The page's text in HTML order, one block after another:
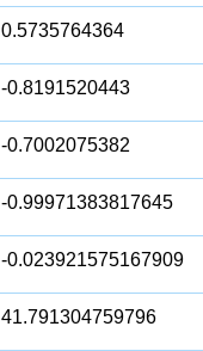
0.5735764364
-0.8191520443
-0.7002075382
-0.99971383817645
-0.023921575167909
41.791304759796